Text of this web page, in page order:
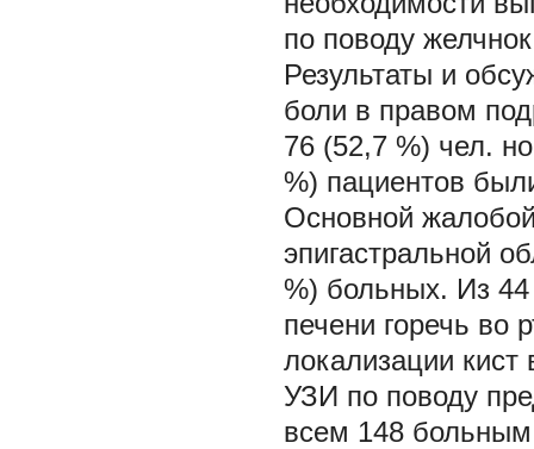
по поводу
Результаты и
боли в правом
76 (52,7 %) чел.
%) пациентов
Основной
эпигастральной
%) больных. Из
печени горечь во
локализации
УЗИ по поводу
всем 148